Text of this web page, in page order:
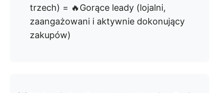
trzech) = 🔥Gorące leady (lojalni,
zaangażowani i aktywnie dokonujący
zakupów)